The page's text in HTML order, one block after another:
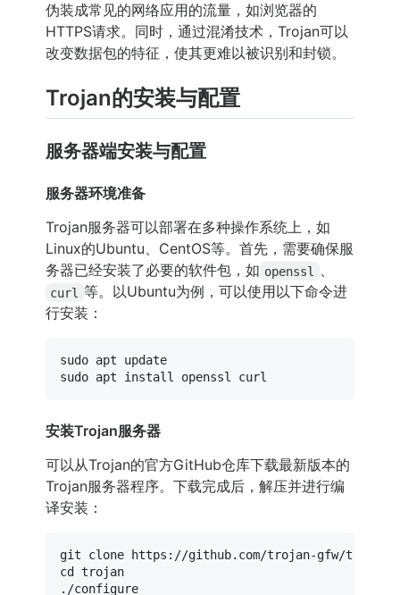
伪装成常见的网络应用的流量，如浏览器的
HTTPS请求。同时，通过混淆技术，Trojan可以
改变数据包的特征，使其更难以被识别和封锁。
Trojan的安装与配置
服务器端安装与配置
服务器环境准备
Trojan服务器可以部署在多种操作系统上，如
Linux的Ubuntu、CentOS等。首先，需要确保服
务器已经安装了必要的软件包，如 openssl 、
curl 等。以Ubuntu为例，可以使用以下命令进
行安装：
sudo
sudo
安装Trojan服务器
可以从Trojan的官方GitHub仓库下载最新版本的
Trojan服务器程序。下载完成后，解压并进行编
译安装：
git clone
cd
trojan
./configure